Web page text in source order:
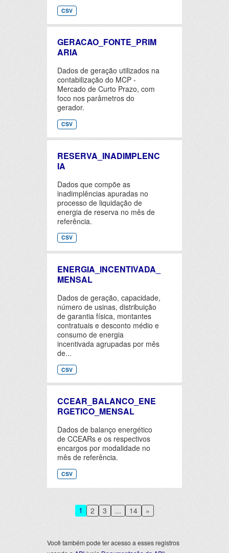
CSV
GERACAO_FONTE_PRIM
ARIA
Dados de geração utilizados na
contabilização do MCP -
Mercado de Curto Prazo, com
foco nos parâmetros do
gerador.
CSV
RESERVA_INADIMPLENC
IA
Dados que compõe as
inadimplências apuradas no
processo de liquidação de
energia de reserva no mês de
referência.
CSV
ENERGIA_INCENTIVADA_
MENSAL
Dados de geração, capacidade,
número de usinas, distribuição
de garantia física, montantes
contratuais e desconto médio e
consumo de energia
incentivada agrupadas por mês
de...
CSV
CCEAR_BALANCO_ENE
RGETICO_MENSAL
Dados de balanço energético
de CCEARs e os respectivos
encargos por modalidade no
mês de referência.
CSV
1 2 3 ... 14 »
Você também pode ter acesso a esses registros